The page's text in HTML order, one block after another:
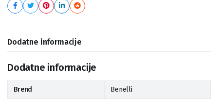
Dodatne informacije
Dodatne informacije
Brend Benelli